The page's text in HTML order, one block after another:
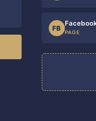
FB
PAGE